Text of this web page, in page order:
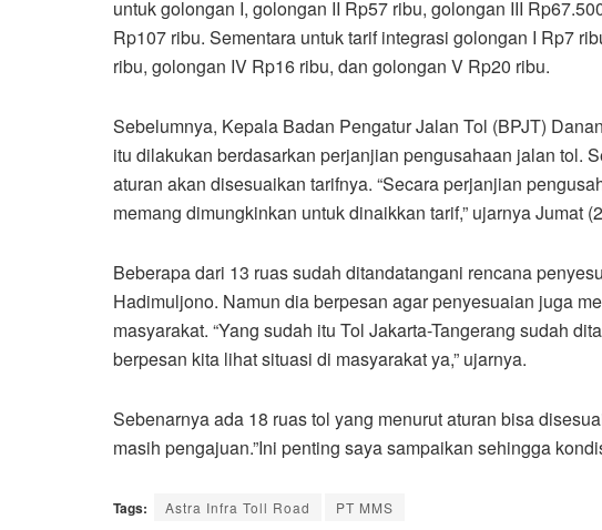
untuk golongan I, golongan II Rp57 ribu, golongan III
Rp107 ribu. Sementara untuk tarif integrasi golongan I Rp7
ribu, golongan IV Rp16 ribu, dan golongan V Rp20 ribu.
Sebelumnya, Kepala Badan Pengatur Jalan Tol (BPJT)
itu dilakukan berdasarkan perjanjian pengusahaan jalan tol.
aturan akan disesuaikan tarifnya. “Secara perjanjian
memang dimungkinkan untuk dinaikkan tarif,” ujarnya Jumat
Beberapa dari 13 ruas sudah ditandatangani rencana
Hadimuljono. Namun dia berpesan agar penyesuaian juga
masyarakat. “Yang sudah itu Tol Jakarta-Tangerang sudah
berpesan kita lihat situasi di masyarakat ya,” ujarnya.
Sebenarnya ada 18 ruas tol yang menurut aturan bisa
masih pengajuan.”Ini penting saya sampaikan sehingga
Tags: Astra Infra Toll Road PT MMS